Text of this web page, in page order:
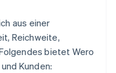
aus einer
Reichweite,
bietet Wero
Kunden: